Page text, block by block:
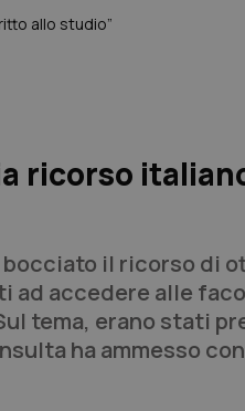
allo studio”
ricorso
bocciato il ricorso di
ad accedere alle
tema, erano stati
ha ammesso con